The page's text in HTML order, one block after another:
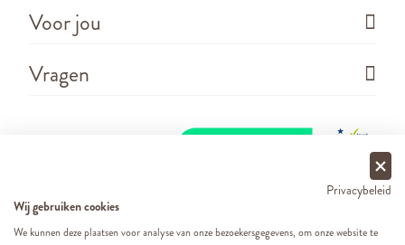
Voor jou
Vragen
Privacybeleid
Wij gebruiken cookies
We kunnen deze plaatsen voor analyse van onze bezoekersgegevens, om onze website te